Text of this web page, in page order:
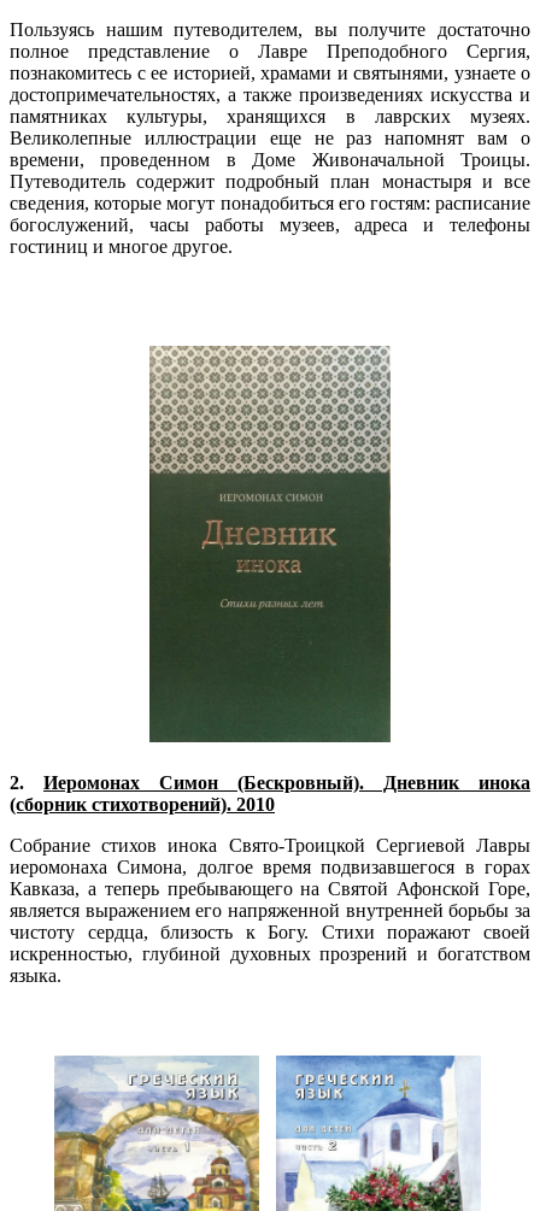
Пользуясь нашим путеводителем, вы получите достаточно
полное представление о Лавре Преподобного Сергия,
познакомитесь с ее историей, храмами и святынями, узнаете о
достопримечательностях, а также произведениях искусства и
памятниках культуры, хранящихся в лаврских музеях.
Великолепные иллюстрации еще не раз напомнят вам о
времени, проведенном в Доме Живоначальной Троицы.
Путеводитель содержит подробный план монастыря и все
сведения, которые могут понадобиться его гостям: расписание
богослужений, часы работы музеев, адреса и телефоны
гостиниц и многое другое.
2. Иеромонах Симон (Бескровный). Дневник инока
(сборник стихотворений). 2010
Собрание стихов инока Свято-Троицкой Сергиевой Лавры
иеромонаха Симона, долгое время подвизавшегося в горах
Кавказа, а теперь пребывающего на Святой Афонской Горе,
является выражением его напряженной внутренней борьбы за
чистоту сердца, близость к Богу. Стихи поражают своей
искренностью, глубиной духовных прозрений и богатством
языка.